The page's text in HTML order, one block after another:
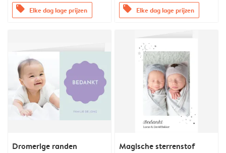
offers Elke dag lage prijzen offers Elke dag lage prijzen
Dromerige randen Magische sterrenstof